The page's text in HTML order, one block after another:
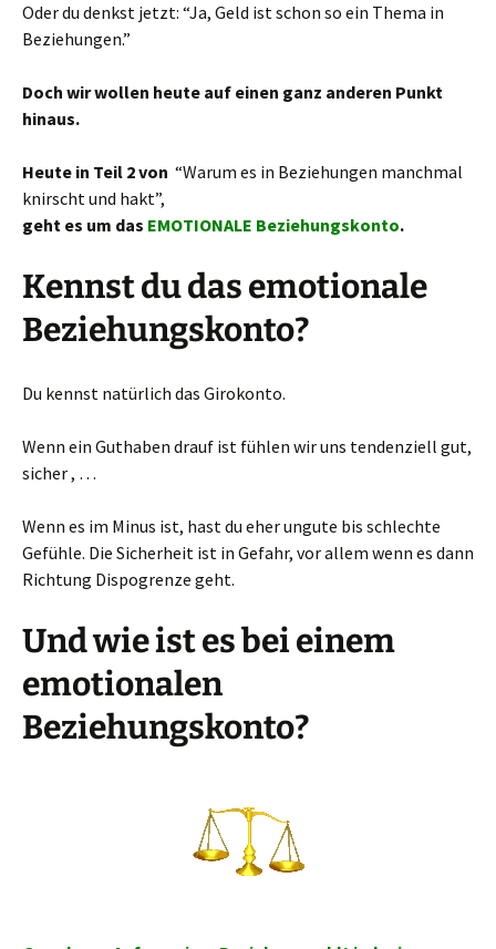
Oder du denkst jetzt: “Ja, Geld ist schon so ein Thema in
Beziehungen.”
Doch wir wollen heute auf einen ganz anderen Punkt
hinaus.
Heute in Teil 2 von “Warum es in Beziehungen manchmal
knirscht und hakt”,
geht es um das EMOTIONALE Beziehungskonto.
Kennst du das emotionale
Beziehungskonto?
Du kennst natürlich das Girokonto.
Wenn ein Guthaben drauf ist fühlen wir uns tendenziell gut,
sicher , …
Wenn es im Minus ist, hast du eher ungute bis schlechte
Gefühle. Die Sicherheit ist in Gefahr, vor allem wenn es dann
Richtung Dispogrenze geht.
Und wie ist es bei einem
emotionalen
Beziehungskonto?